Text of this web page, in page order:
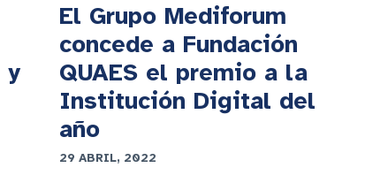
y
El Grupo Mediforum
concede a Fundación
QUAES el premio a la
Institución Digital del
año
29 ABRIL, 2022